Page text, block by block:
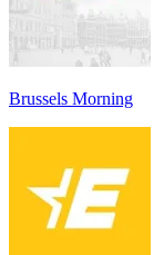
Brussels Morning